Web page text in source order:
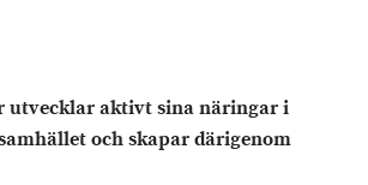
utvecklar aktivt sina näringar i
och skapar därigenom